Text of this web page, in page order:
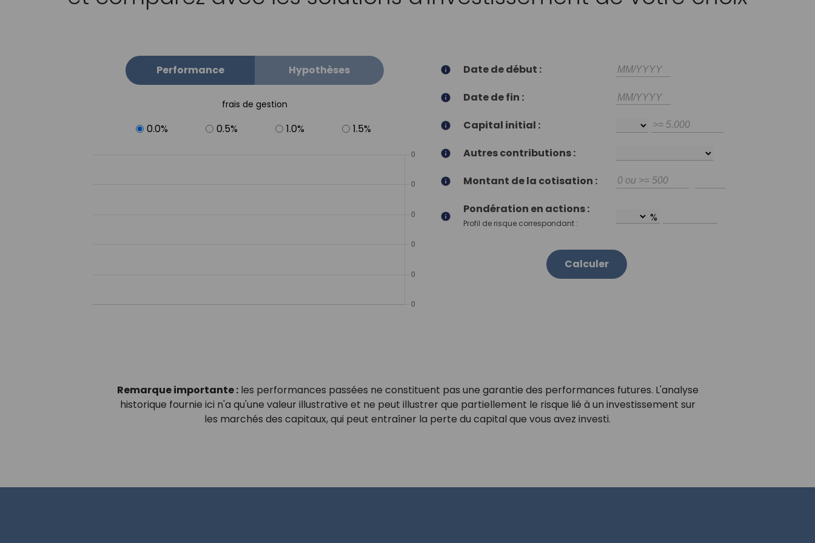
Performance Hypothèses
frais de gestion
0.0% 0.5% 1.0% 1.5%
Date de début :
Date de fin :
Capital initial :
Autres contributions :
Montant de la cotisation :
Pondération en actions :
Profil de risque correspondant : %
Calculer
Remarque importante : les performances passées ne constituent pas une garantie des performances futures. L'analyse
historique fournie ici n'a qu'une valeur illustrative et ne peut illustrer que partiellement le risque lié à un investissement sur
les marchés des capitaux, qui peut entraîner la perte du capital que vous avez investi.